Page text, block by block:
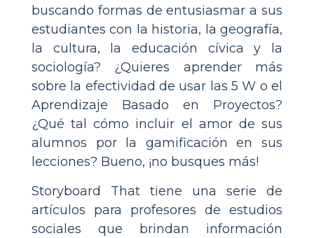
buscando formas de entusiasmar a sus
estudiantes con la historia, la geografía,
la cultura, la educación cívica y la
sociología? ¿Quieres aprender más
sobre la efectividad de usar las 5 W o el
Aprendizaje Basado en Proyectos?
¿Qué tal cómo incluir el amor de sus
alumnos por la gamificación en sus
lecciones? Bueno, ¡no busques más!
Storyboard That tiene una serie de
artículos para profesores de estudios
sociales que brindan información